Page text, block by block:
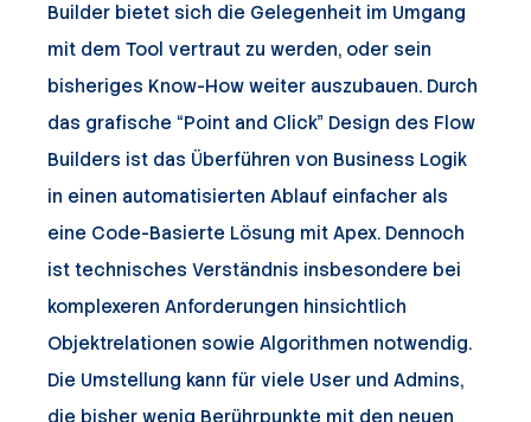
Builder bietet sich die Gelegenheit im Umgang
mit dem Tool vertraut zu werden, oder sein
bisheriges Know-How weiter auszubauen. Durch
das grafische “Point and Click” Design des Flow
Builders ist das Überführen von Business Logik
in einen automatisierten Ablauf einfacher als
eine Code-Basierte Lösung mit Apex. Dennoch
ist technisches Verständnis insbesondere bei
komplexeren Anforderungen hinsichtlich
Objektrelationen sowie Algorithmen notwendig.
Die Umstellung kann für viele User und Admins,